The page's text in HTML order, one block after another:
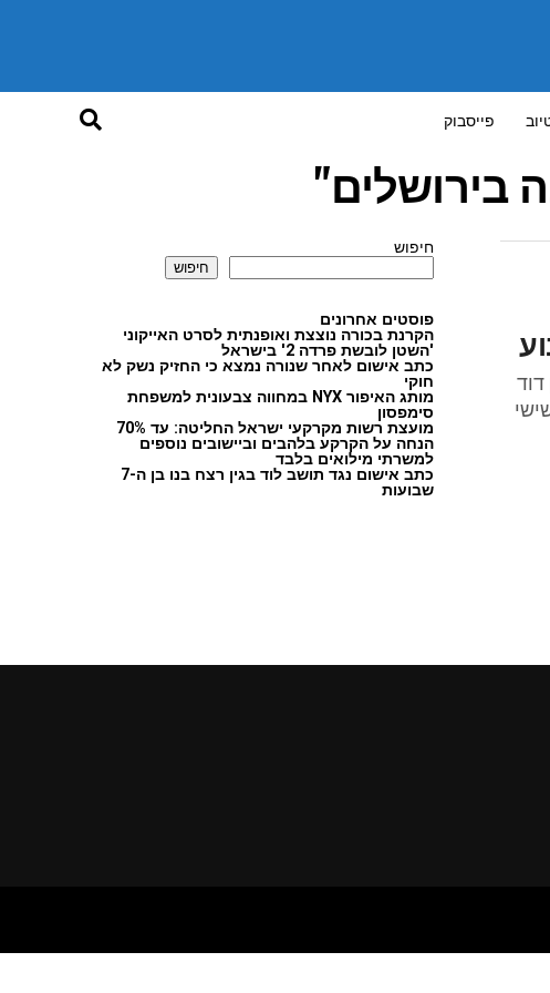
פייסבוק
בירושלים"
חיפוש
חיפוש
פוסטים אחרונים
הקרנת בכורה נוצצת ואופנתית לסרט האייקוני
'השטן לובשת פרדה 2' בישראל
כתב אישום לאחר שנורה נמצא כי החזיק נשק לא
חוקי
מותג האיפור NYX במחווה צבעונית למשפחת
סימפסון
מועצת רשות מקרקעי ישראל החליטה: עד 70%
הנחה על הקרקע בלהבים וביישובים נוספים
למשרתי מילואים בלבד
כתב אישום נגד תושב לוד בגין רצח בנו בן ה-7
שבועות